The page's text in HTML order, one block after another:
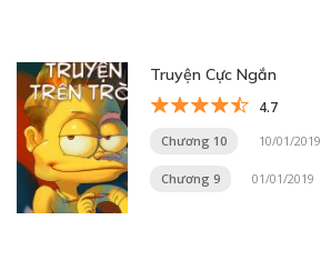
Truyện Cực Ngắn
4.7
Chương 10 10/01/2019
Chương 9 01/01/2019